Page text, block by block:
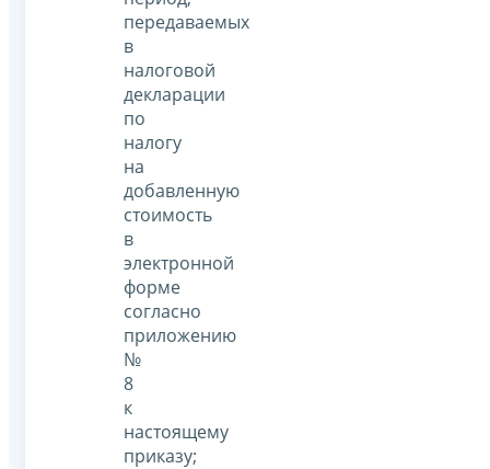
передаваемых
в
налоговой
декларации
по
налогу
на
добавленную
стоимость
в
электронной
форме
согласно
приложению
№
8
к
настоящему
приказу;